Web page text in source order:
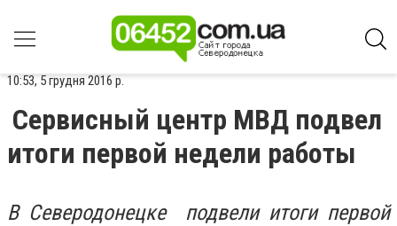
10:53, 5 грудня 2016 р.
Сервисный центр МВД подвел
итоги первой недели работы
В Северодонецке подвели итоги первой